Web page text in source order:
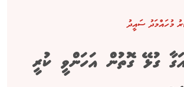
މުހައްމަދު ސައީދު
ގުޅޭ ގޮތުން އަހަންވީ ކުރީ